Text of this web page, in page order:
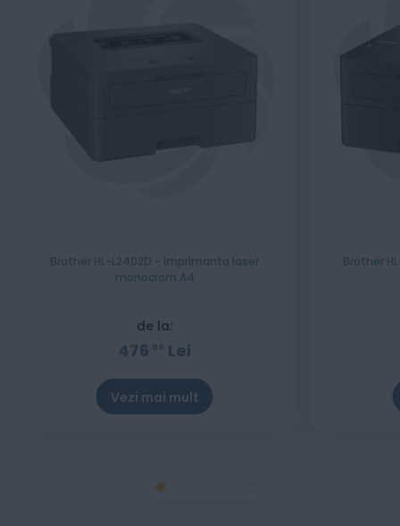
Brother HL-L2402D - Imprimanta laser
monocrom A4
de la:
476 00 Lei
Vezi mai mult
Brother